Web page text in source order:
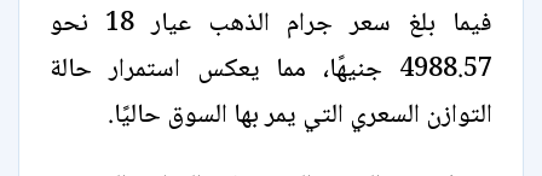
فيما بلغ سعر جرام الذهب عيار 18 نحو
4988.57 جنيهًا، مما يعكس استمرار حالة
التوازن السعري التي يمر بها السوق حاليًا.